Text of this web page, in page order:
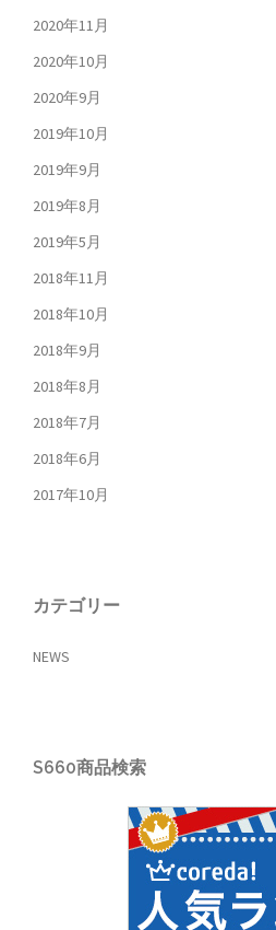
2020年11月
2020年10月
2020年9月
2019年10月
2019年9月
2019年8月
2019年5月
2018年11月
2018年10月
2018年9月
2018年8月
2018年7月
2018年6月
2017年10月
カテゴリー
NEWS
S660商品検索